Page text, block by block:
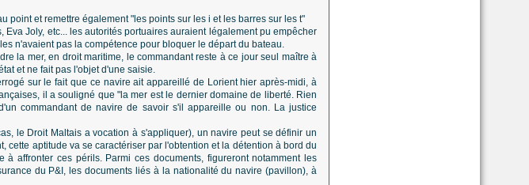
point et remettre également "les points sur les i et les barres sur les t"
Joly, etc... les autorités portuaires auraient légalement pu empêcher
n'avaient pas la compétence pour bloquer le départ du bateau.
la mer, en droit maritime, le commandant reste à ce jour seul maître à
et ne fait pas l'objet d'une saisie.
sur le fait que ce navire ait appareillé de Lorient hier après-midi, à
il a souligné que "la mer est le dernier domaine de liberté. Rien
commandant de navire de savoir s'il appareille ou non. La justice
le Droit Maltais a vocation à s'appliquer), un navire peut se définir un
cette aptitude va se caractériser par l'obtention et la détention à bord du
affronter ces périls. Parmi ces documents, figureront notamment les
du P&I, les documents liés à la nationalité du navire (pavillon), à